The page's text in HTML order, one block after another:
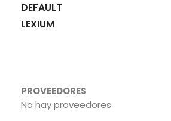
DEFAULT
LEXIUM
PROVEEDORES
No hay proveedores